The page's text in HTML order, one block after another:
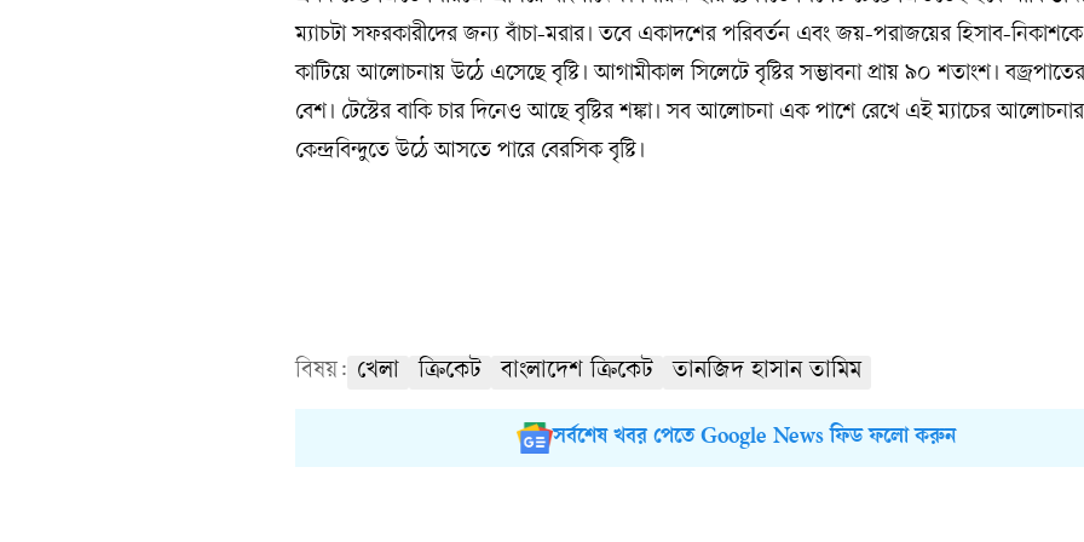
ম্যাচটা সফরকারীদের জন্য বাঁচা-মরার। তবে একাদশের পরিবর্তন এবং জয়-পরাজয়ের হিসাব-
কাটিয়ে আলোচনায় উঠে এসেছে বৃষ্টি। আগামীকাল সিলেটে বৃষ্টির সম্ভাবনা প্রায় ৯০ শতাংশ।
বেশ। টেস্টের বাকি চার দিনেও আছে বৃষ্টির শঙ্কা। সব আলোচনা এক পাশে রেখে এই ম্যাচের আলোচনার
কেন্দ্রবিন্দুতে উঠে আসতে পারে বেরসিক বৃষ্টি।
বিষয়: খেলা ক্রিকেট বাংলাদেশ ক্রিকেট তানজিদ হাসান তামিম
সর্বশেষ খবর পেতে Google News ফিড ফলো করুন